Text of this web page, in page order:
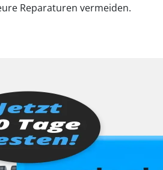
Reparaturen vermeiden.